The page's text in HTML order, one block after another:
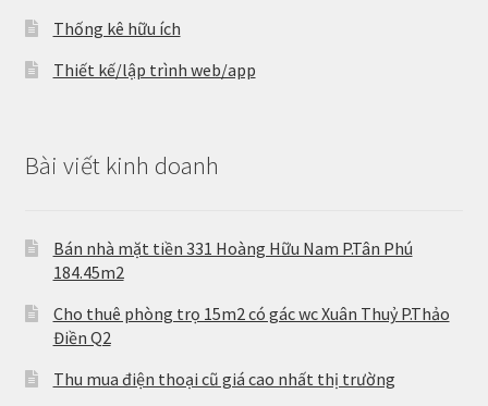
Thống kê hữu ích
Thiết kế/lập trình web/app
Bài viết kinh doanh
Bán nhà mặt tiền 331 Hoàng Hữu Nam P.Tân Phú
184.45m2
Cho thuê phòng trọ 15m2 có gác wc Xuân Thuỷ P.Thảo
Điền Q2
Thu mua điện thoại cũ giá cao nhất thị trường